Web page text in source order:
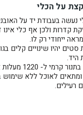
ולארח.
על הכלי
נעשה בעבודת יד על
קדרות ולכן אף כלי
ייחודי רק לו.
סטים יהיו שינויים קלים
היד.
ל- 1220 מעלות צלזיוס.
לאוכל ללא שימוש
רעילים.